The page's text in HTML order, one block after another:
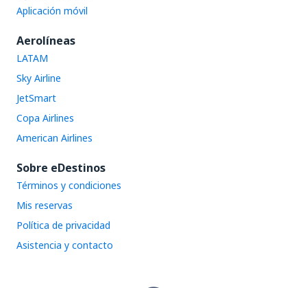
Aplicación móvil
Aerolíneas
LATAM
Sky Airline
JetSmart
Copa Airlines
American Airlines
Sobre eDestinos
Términos y condiciones
Mis reservas
Política de privacidad
Asistencia y contacto